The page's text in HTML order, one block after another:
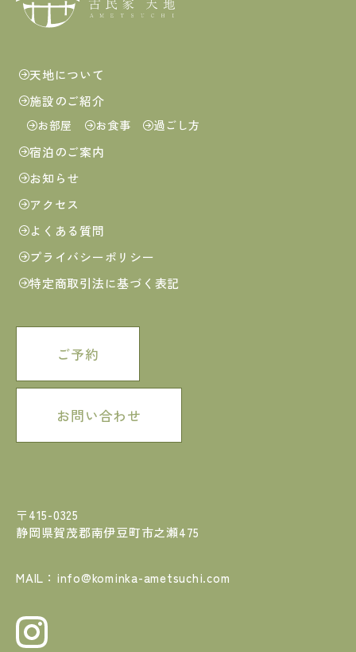
天地について
施設のご紹介
お部屋 お食事 過ごし方
宿泊のご案内
お知らせ
アクセス
よくある質問
プライバシーポリシー
特定商取引法に基づく表記
ご予約
お問い合わせ
〒415-0325
静岡県賀茂郡南伊豆町市之瀬475
MAIL：info@kominka-ametsuchi.com